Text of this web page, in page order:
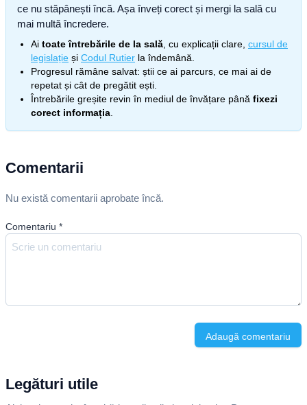
ce nu stăpânești încă. Așa înveți corect și mergi la sală cu
mai multă încredere.
Ai toate întrebările de la sală , cu explicații clare, cursul de
legislație și Codul Rutier la îndemână.
Progresul rămâne salvat: știi ce ai parcurs, ce mai ai de
repetat și cât de pregătit ești.
Întrebările greșite revin în mediul de învățare până fixezi
corect informația
Comentarii
Nu există comentarii aprobate încă.
Comentariu *
Adaugă comentariu
Legături utile